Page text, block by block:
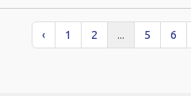
‹ 1 2 ... 5 6